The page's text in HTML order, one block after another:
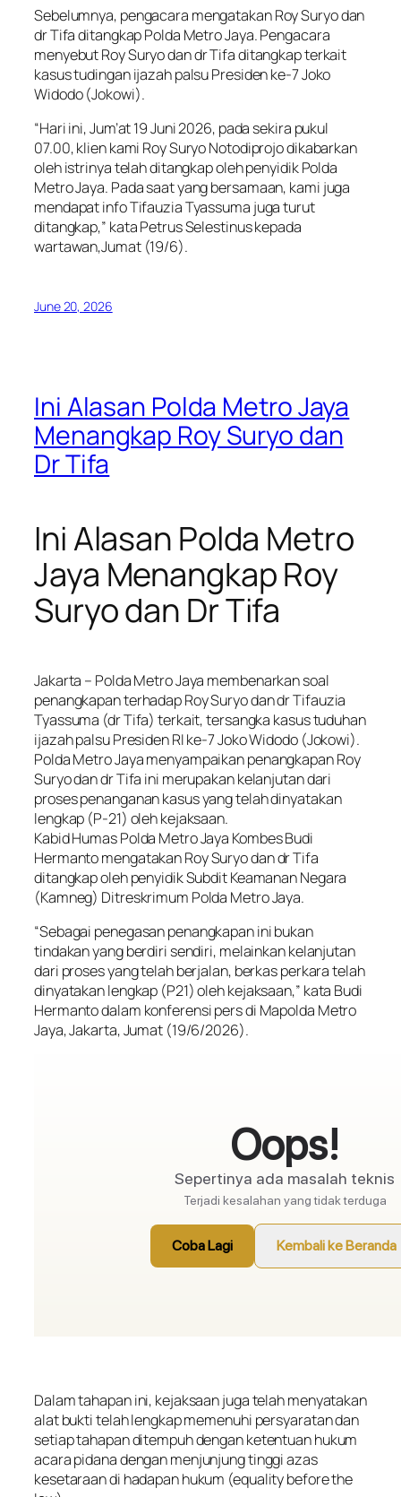
Sebelumnya, pengacara mengatakan Roy Suryo dan
dr Tifa ditangkap Polda Metro Jaya. Pengacara
menyebut Roy Suryo dan dr Tifa ditangkap terkait
kasus tudingan ijazah palsu Presiden ke-7 Joko
Widodo (Jokowi).
“Hari ini, Jum’at 19 Juni 2026, pada sekira pukul
07.00, klien kami Roy Suryo Notodiprojo dikabarkan
oleh istrinya telah ditangkap oleh penyidik Polda
Metro Jaya. Pada saat yang bersamaan, kami juga
mendapat info Tifauzia Tyassuma juga turut
ditangkap,” kata Petrus Selestinus kepada
wartawan,Jumat (19/6).
June 20, 2026
Ini Alasan Polda Metro Jaya
Menangkap Roy Suryo dan
Dr Tifa
Ini Alasan Polda Metro
Jaya Menangkap Roy
Suryo dan Dr Tifa
Jakarta – Polda Metro Jaya membenarkan soal
penangkapan terhadap Roy Suryo dan dr Tifauzia
Tyassuma (dr Tifa) terkait, tersangka kasus tuduhan
ijazah palsu Presiden RI ke-7 Joko Widodo (Jokowi).
Polda Metro Jaya menyampaikan penangkapan Roy
Suryo dan dr Tifa ini merupakan kelanjutan dari
proses penanganan kasus yang telah dinyatakan
lengkap (P-21) oleh kejaksaan.
Kabid Humas Polda Metro Jaya Kombes Budi
Hermanto mengatakan Roy Suryo dan dr Tifa
ditangkap oleh penyidik Subdit Keamanan Negara
(Kamneg) Ditreskrimum Polda Metro Jaya.
“Sebagai penegasan penangkapan ini bukan
tindakan yang berdiri sendiri, melainkan kelanjutan
dari proses yang telah berjalan, berkas perkara telah
dinyatakan lengkap (P21) oleh kejaksaan,” kata Budi
Hermanto dalam konferensi pers di Mapolda Metro
Jaya, Jakarta, Jumat (19/6/2026).
Dalam tahapan ini, kejaksaan juga telah menyatakan
alat bukti telah lengkap memenuhi persyaratan dan
setiap tahapan ditempuh dengan ketentuan hukum
acara pidana dengan menjunjung tinggi azas
kesetaraan di hadapan hukum (equality before the